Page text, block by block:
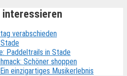
interessieren
verabschieden
Paddeltrails in Stade
Schöner shoppen
einzigartiges Musikerlebnis